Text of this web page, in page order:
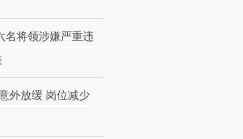
名将领涉嫌严重违
外放缓 岗位减少